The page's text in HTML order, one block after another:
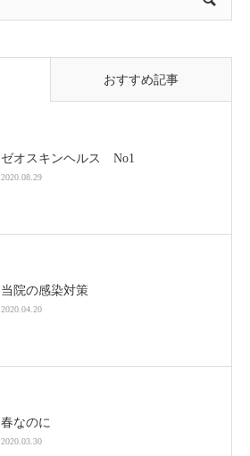
おすすめ記事
ゼオスキンヘルス No1
2020.08.29
当院の感染対策
2020.04.20
春なのに
2020.03.30